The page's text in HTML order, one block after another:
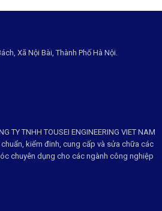
Xã Nội Bài, Thành Phố Hà Nội.
TY TNHH TOUSEI ENGINEERING VIET NAM
kiểm đinh, cung cấp và sửa chữa các
chuyên dụng cho các ngành công nghiệp